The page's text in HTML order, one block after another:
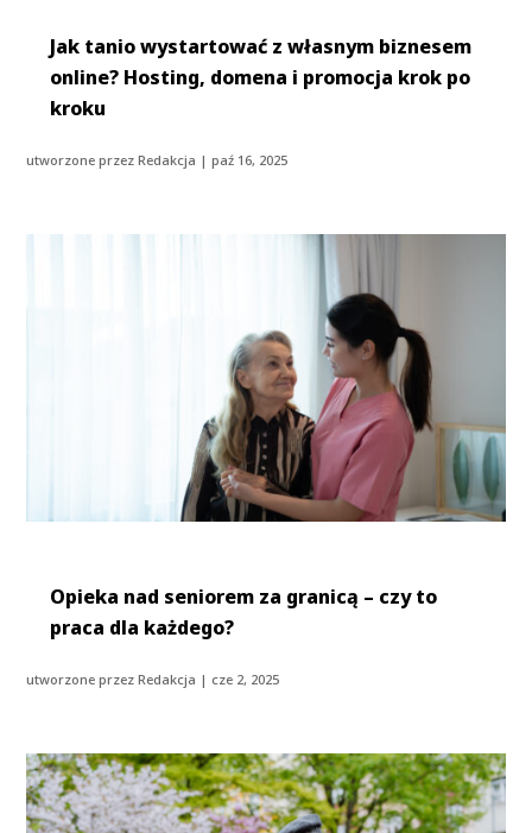
Jak tanio wystartować z własnym biznesem
online? Hosting, domena i promocja krok po
kroku
utworzone przezRedakcja |paź 16, 2025
Opieka nad seniorem za granicą – czy to
praca dla każdego?
utworzone przezRedakcja | cze 2, 2025